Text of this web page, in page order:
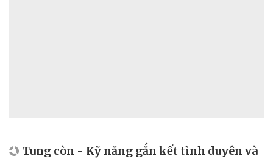
Tung còn - Kỹ năng gắn kết tình duyên và